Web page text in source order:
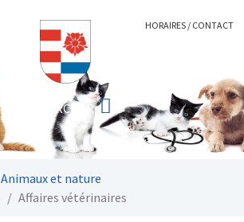
HORAIRES / CONTACT
Animaux et nature
Affaires vétérinaires